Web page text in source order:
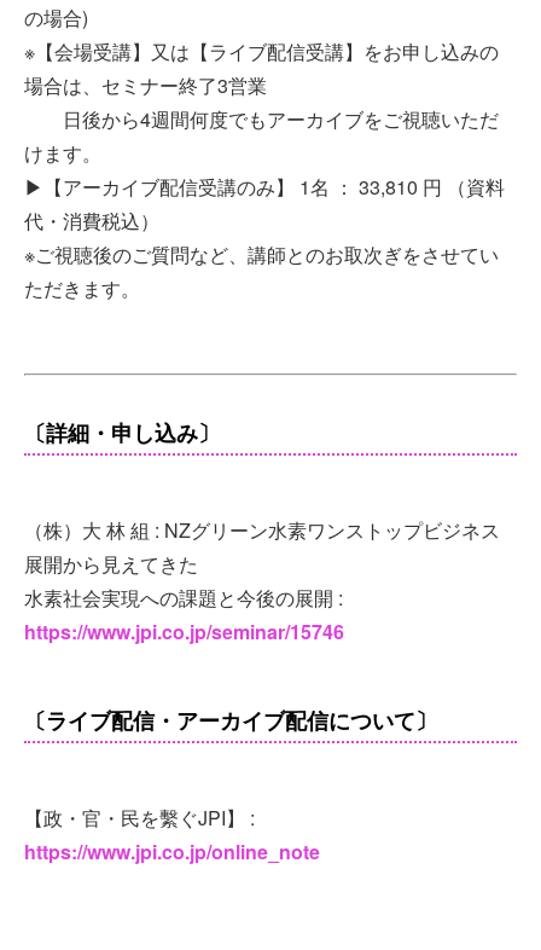
の場合)
※【会場受講】又は【ライブ配信受講】をお申し込みの
場合は、セミナー終了3営業
日後から4週間何度でもアーカイブをご視聴いただ
けます。
▶︎【アーカイブ配信受講のみ】 1名 ： 33,810 円 （資料
代・消費税込）
※ご視聴後のご質問など、講師とのお取次ぎをさせてい
ただきます。
〔詳細・申し込み〕
（株）大 林 組 : NZグリーン水素ワンストップビジネス
展開から見えてきた
水素社会実現への課題と今後の展開 :
https://www.jpi.co.jp/seminar/15746
〔ライブ配信・アーカイブ配信について〕
【政・官・民を繫ぐJPI】 :
https://www.jpi.co.jp/online_note